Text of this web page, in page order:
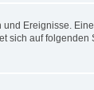
Ereignisse.
sich auf